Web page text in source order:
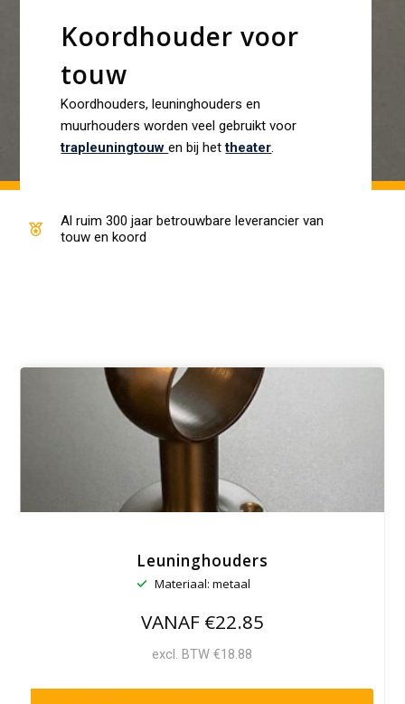
Koordhouder voor
touw
Koordhouders, leuninghouders en
muurhouders worden veel gebruikt voor
trapleuningtouwen bij hettheater.
Al ruim 300 jaar betrouwbare leverancier van
touw en koord
Leuninghouders
Materiaal: metaal
VANAF €22.85
excl. BTW €18.88